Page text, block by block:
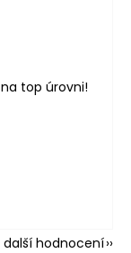
hvězdiček.
top úrovni!
hvězdiček.
další hodnocení